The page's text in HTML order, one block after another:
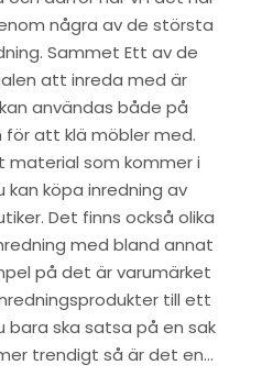
några av de största
Sammet Ett av de
att inreda med är
användas både på
för att klä möbler med.
som kommer i
kan köpa inredning av
Det finns också olika
med bland annat
på det är varumärket
till ett
bara ska satsa på en sak
trendigt så är det en…